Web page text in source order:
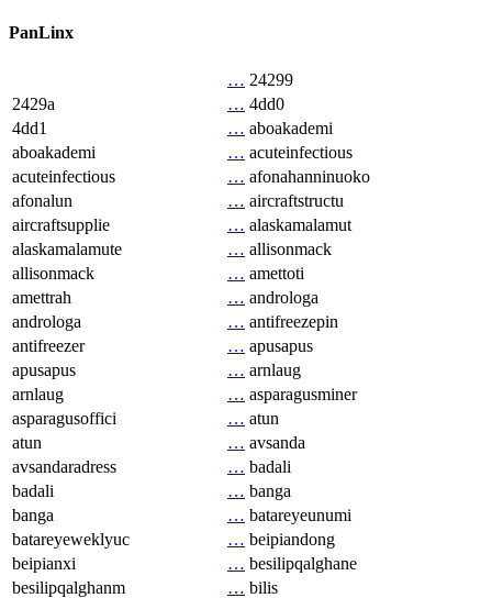
PanLinx
… 24299
2429a
… 4dd0
4dd1
… aboakademi
aboakademi
… acuteinfectious
acuteinfectious
… afonahanninuoko
afonalun
… aircraftstructu
aircraftsupplie
… alaskamalamut
alaskamalamute
… allisonmack
allisonmack
… amettoti
amettrah
… androloga
androloga
… antifreezepin
antifreezer
… apusapus
apusapus
… arnlaug
arnlaug
… asparagusminer
asparagusoffici
… atun
atun
… avsanda
avsandaradress
… badali
badali
… banga
banga
… batareyeunumi
batareyeweklyuc
… beipiandong
beipianxi
… besilipqalghane
besilipqalghanm
… bilis